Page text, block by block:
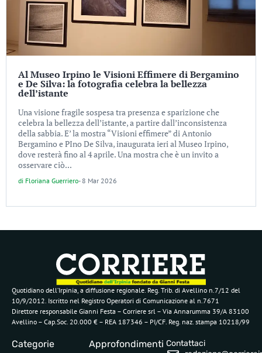
Al Museo Irpino le Visioni Effimere di Bergamino
e De Silva: la fotografia celebra la bellezza
dell’istante
Una visione fragile sospesa tra presenza e sparizione che
celebra la bellezza dell’istante, a partire dall’inconsistenza
della sabbia. E’ la mostra “Visioni effimere” di Antonio
Bergamino e PIno De Silva, inaugurata ieri al Museo Irpino,
dove resterà fino al 4 aprile. Una mostra che è un invito a
osservare ciò...
di Floriana Guerriero- 8 Mar 2026
Quotidiano dell’Irpinia, a diffusione regionale. Reg. Trib. di Avellino n.7/12 del
10/9/2012. Iscritto nel Registro Operatori di Comunicazione al n.7671
Direttore responsabile Gianni Festa – Corriere srl – Via Annarumma 39/A 83100
Avellino – Cap.Soc. 20.000 € – REA 187346 – PI/CF. Reg. naz. stampa 10218/99
Categorie
Approfondimenti Contattaci